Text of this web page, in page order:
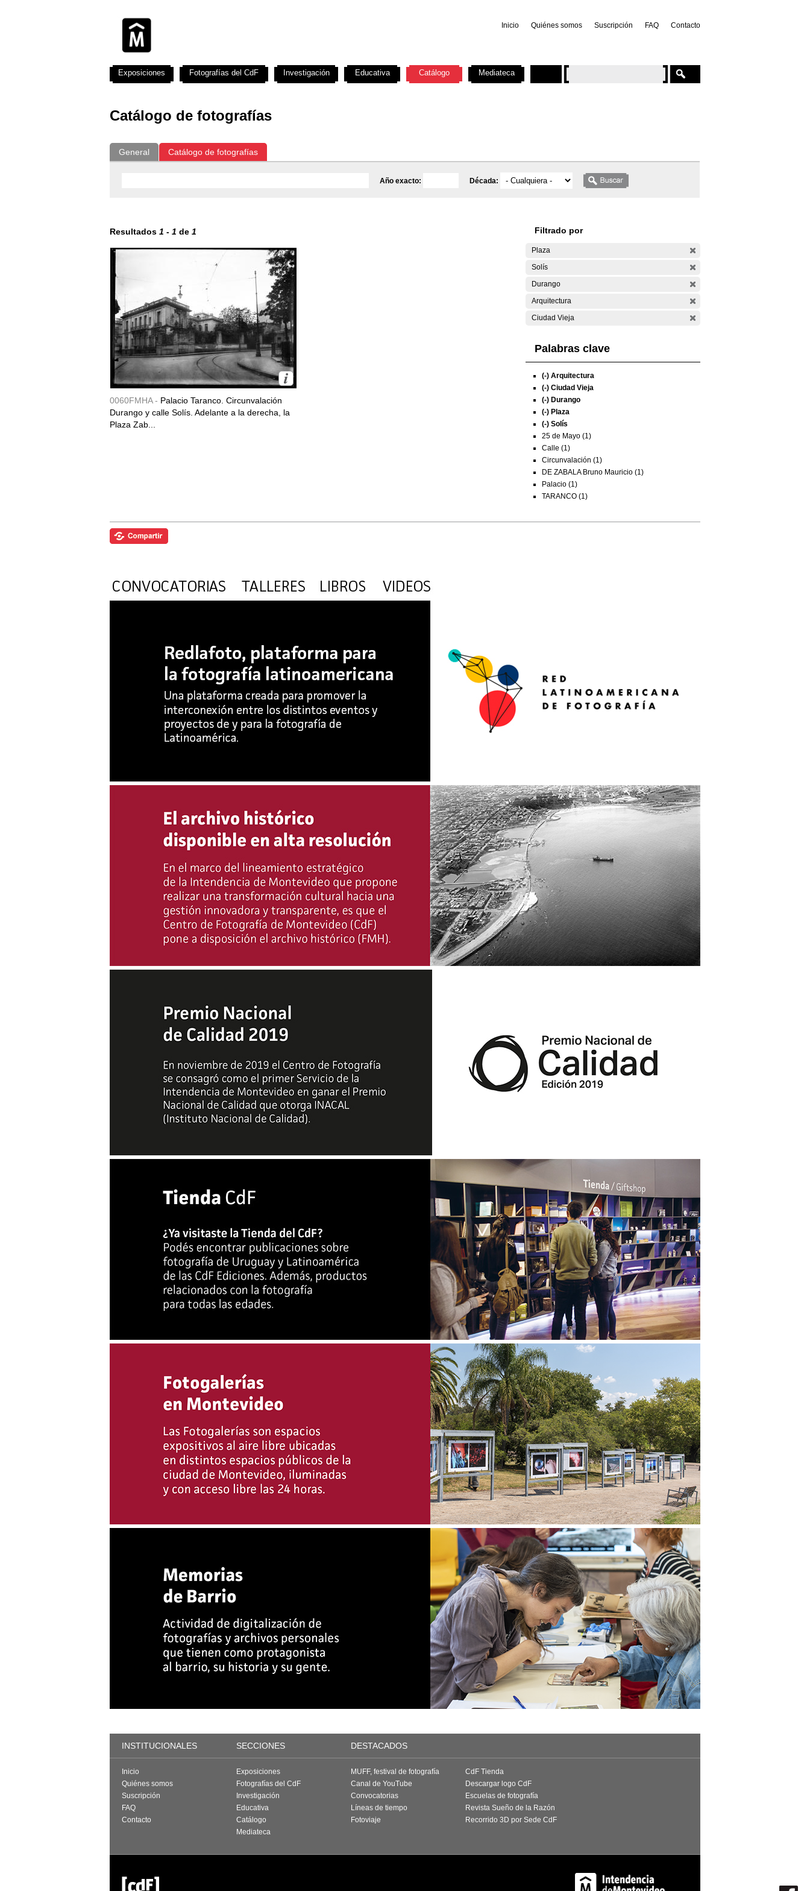
Inicio Quiénes somos Suscripción FAQ Contacto
Catálogo de fotografías
General Catálogo de fotografías
Año exacto: Década:
Resultados 1 - 1 de 1
0060FMHA - Palacio Taranco. Circunvalación
Durango y calle Solís. Adelante a la derecha, la
Plaza Zab...
Filtrado por
Plaza
Solís
Durango
Arquitectura
Ciudad Vieja
Palabras clave
(-) Arquitectura
(-) Ciudad Vieja
(-) Durango
(-) Plaza
(-) Solís
25 de Mayo (1)
Calle (1)
Circunvalación (1)
DE ZABALA Bruno Mauricio (1)
Palacio (1)
TARANCO (1)
Exposiciones Fotografías del CdF Investigación Educativa Catálogo Mediateca
INSTITUCIONALES SECCIONES DESTACADOS
Inicio
Quiénes somos
Suscripción
FAQ
Contacto
Exposiciones
Fotografías del CdF
Investigación
Educativa
Catálogo
Mediateca
MUFF, festival de fotografía
Canal de YouTube
Convocatorias
Líneas de tiempo
Fotoviaje
CdF Tienda
Descargar logo CdF
Escuelas de fotografía
Revista Sueño de la Razón
Recorrido 3D por Sede CdF